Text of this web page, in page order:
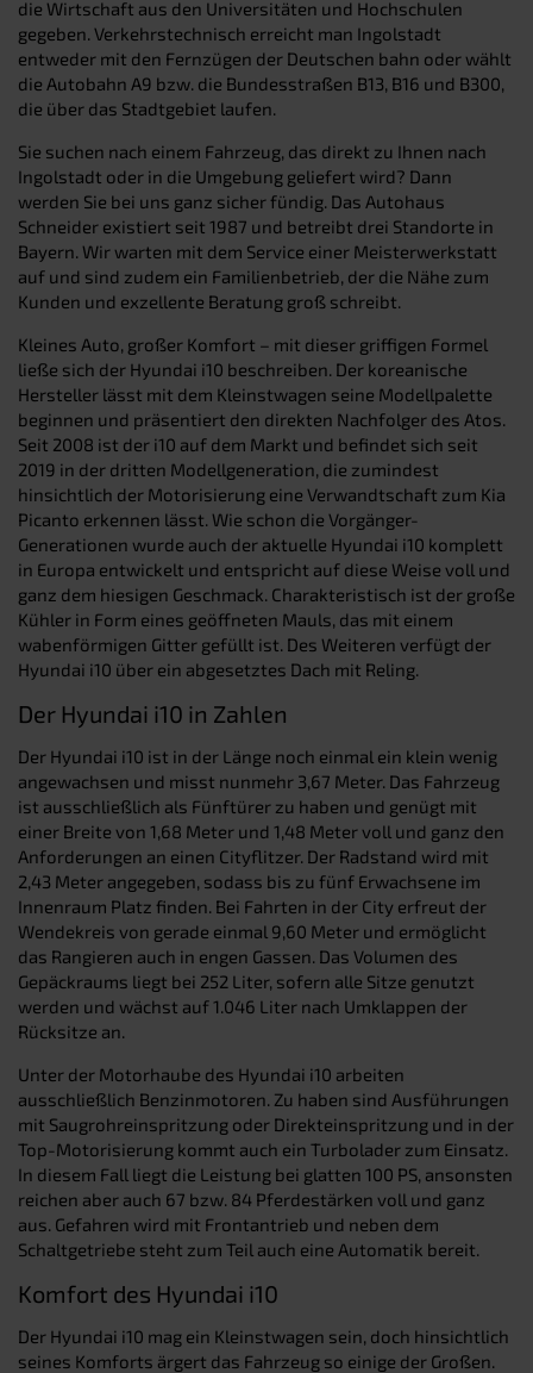
die Wirtschaft aus den Universitäten und Hochschulen
gegeben. Verkehrstechnisch erreicht man Ingolstadt
entweder mit den Fernzügen der Deutschen bahn oder wählt
die Autobahn A9 bzw. die Bundesstraßen B13, B16 und B300,
die über das Stadtgebiet laufen.
Sie suchen nach einem Fahrzeug, das direkt zu Ihnen nach
Ingolstadt oder in die Umgebung geliefert wird? Dann
werden Sie bei uns ganz sicher fündig. Das Autohaus
Schneider existiert seit 1987 und betreibt drei Standorte in
Bayern. Wir warten mit dem Service einer Meisterwerkstatt
auf und sind zudem ein Familienbetrieb, der die Nähe zum
Kunden und exzellente Beratung groß schreibt.
Kleines Auto, großer Komfort – mit dieser griffigen Formel
ließe sich der Hyundai i10 beschreiben. Der koreanische
Hersteller lässt mit dem Kleinstwagen seine Modellpalette
beginnen und präsentiert den direkten Nachfolger des Atos.
Seit 2008 ist der i10 auf dem Markt und befindet sich seit
2019 in der dritten Modellgeneration, die zumindest
hinsichtlich der Motorisierung eine Verwandtschaft zum Kia
Picanto erkennen lässt. Wie schon die Vorgänger-
Generationen wurde auch der aktuelle Hyundai i10 komplett
in Europa entwickelt und entspricht auf diese Weise voll und
ganz dem hiesigen Geschmack. Charakteristisch ist der große
Kühler in Form eines geöffneten Mauls, das mit einem
wabenförmigen Gitter gefüllt ist. Des Weiteren verfügt der
Hyundai i10 über ein abgesetztes Dach mit Reling.
Der Hyundai i10 in Zahlen
Der Hyundai i10 ist in der Länge noch einmal ein klein wenig
angewachsen und misst nunmehr 3,67 Meter. Das Fahrzeug
ist ausschließlich als Fünftürer zu haben und genügt mit
einer Breite von 1,68 Meter und 1,48 Meter voll und ganz den
Anforderungen an einen Cityflitzer. Der Radstand wird mit
2,43 Meter angegeben, sodass bis zu fünf Erwachsene im
Innenraum Platz finden. Bei Fahrten in der City erfreut der
Wendekreis von gerade einmal 9,60 Meter und ermöglicht
das Rangieren auch in engen Gassen. Das Volumen des
Gepäckraums liegt bei 252 Liter, sofern alle Sitze genutzt
werden und wächst auf 1.046 Liter nach Umklappen der
Rücksitze an.
Unter der Motorhaube des Hyundai i10 arbeiten
ausschließlich Benzinmotoren. Zu haben sind Ausführungen
mit Saugrohreinspritzung oder Direkteinspritzung und in der
Top-Motorisierung kommt auch ein Turbolader zum Einsatz.
In diesem Fall liegt die Leistung bei glatten 100 PS, ansonsten
reichen aber auch 67 bzw. 84 Pferdestärken voll und ganz
aus. Gefahren wird mit Frontantrieb und neben dem
Schaltgetriebe steht zum Teil auch eine Automatik bereit.
Komfort des Hyundai i10
Der Hyundai i10 mag ein Kleinstwagen sein, doch hinsichtlich
seines Komforts ärgert das Fahrzeug so einige der Großen.